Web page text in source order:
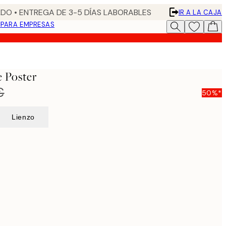
• ENTREGA DE 3-5 DÍAS LABORABLES
IR A LA CAJA
PARA EMPRESAS
Poster
50%*
Lienzo